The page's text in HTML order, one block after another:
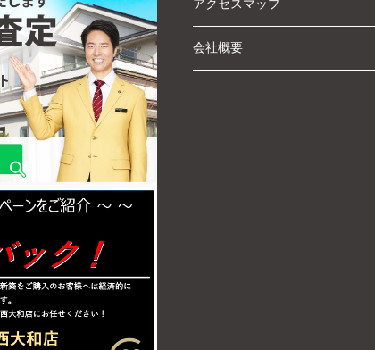
アクセスマップ
会社概要